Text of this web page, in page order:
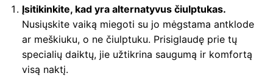
Įsitikinkite, kad yra alternatyvus čiulptukas.
Nusiųskite vaiką miegoti su jo mėgstama antklode
ar meškiuku, o ne čiulptuku. Prisiglaudę prie tų
specialių daiktų, jie užtikrina saugumą ir komfortą
visą naktį.